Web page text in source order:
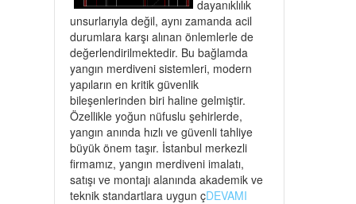
dayanıklılık
unsurlarıyla değil, aynı zamanda acil
durumlara karşı alınan önlemlerle de
değerlendirilmektedir. Bu bağlamda
yangın merdiveni sistemleri, modern
yapıların en kritik güvenlik
bileşenlerinden biri haline gelmiştir.
Özellikle yoğun nüfuslu şehirlerde,
yangın anında hızlı ve güvenli tahliye
büyük önem taşır. İstanbul merkezli
firmamız, yangın merdiveni imalatı,
satışı ve montajı alanında akademik ve
teknik standartlara uygun çDEVAMI